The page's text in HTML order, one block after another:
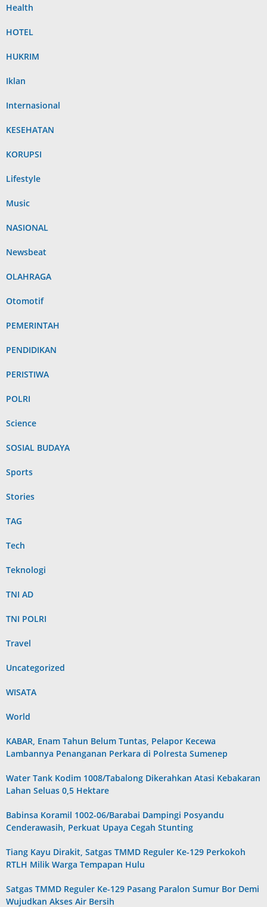
Health
HOTEL
HUKRIM
Iklan
Internasional
KESEHATAN
KORUPSI
Lifestyle
Music
NASIONAL
Newsbeat
OLAHRAGA
Otomotif
PEMERINTAH
PENDIDIKAN
PERISTIWA
POLRI
Science
SOSIAL BUDAYA
Sports
Stories
TAG
Tech
Teknologi
TNI AD
TNI POLRI
Travel
Uncategorized
WISATA
World
KABAR, Enam Tahun Belum Tuntas, Pelapor Kecewa
Lambannya Penanganan Perkara di Polresta Sumenep
Water Tank Kodim 1008/Tabalong Dikerahkan Atasi Kebakaran
Lahan Seluas 0,5 Hektare
Babinsa Koramil 1002-06/Barabai Dampingi Posyandu
Cenderawasih, Perkuat Upaya Cegah Stunting
Tiang Kayu Dirakit, Satgas TMMD Reguler Ke-129 Perkokoh
RTLH Milik Warga Tempapan Hulu
Satgas TMMD Reguler Ke-129 Pasang Paralon Sumur Bor Demi
Wujudkan Akses Air Bersih